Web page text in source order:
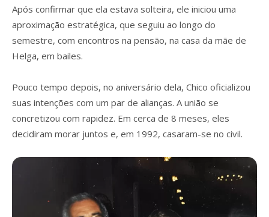
Após confirmar que ela estava solteira, ele iniciou uma
aproximação estratégica, que seguiu ao longo do
semestre, com encontros na pensão, na casa da mãe de
Helga, em bailes.
Pouco tempo depois, no aniversário dela, Chico oficializou
suas intenções com um par de alianças. A união se
concretizou com rapidez. Em cerca de 8 meses, eles
decidiram morar juntos e, em 1992, casaram-se no civil.